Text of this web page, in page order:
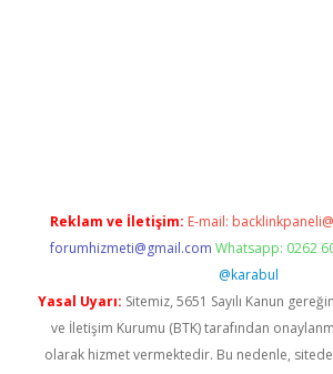
Reklam ve İletişim: E-mail:
forumhizmeti@gmail.com Whatsapp: 0262
@karabul
Yasal Uyarı: Sitemiz, 5651 Sayılı Kanun
ve İletişim Kurumu (BTK) tarafından
olarak hizmet vermektedir. Bu nedenle,